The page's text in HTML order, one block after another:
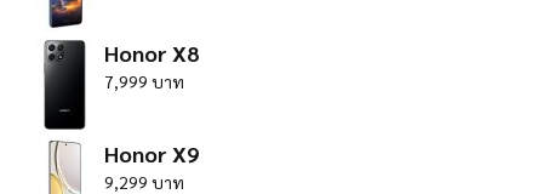
Honor X8
7,999 บาท
Honor X9
9,299 บาท